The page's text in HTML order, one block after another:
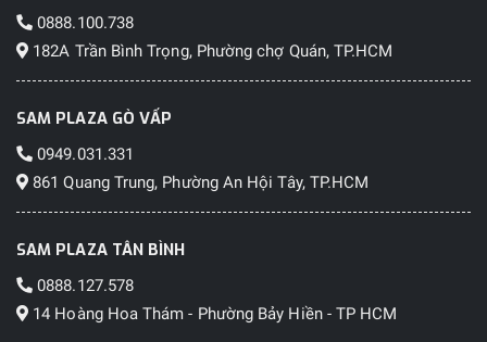
0888.100.738
182A Trần Bình Trọng, Phường chợ Quán, TP.HCM
SAM PLAZA GÒ VẤP
0949.031.331
861 Quang Trung, Phường An Hội Tây, TP.HCM
SAM PLAZA TÂN BÌNH
0888.127.578
14 Hoàng Hoa Thám - Phường Bảy Hiền - TP HCM